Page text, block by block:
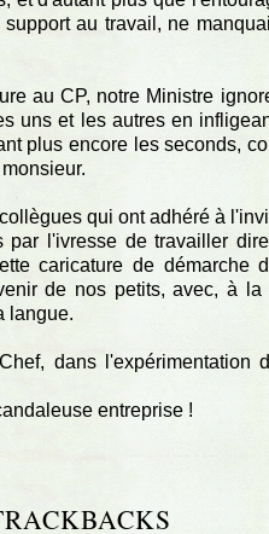
au travail, ne
au CP, notre Ministre
uns et les autres en
plus encore les seconds,
qui ont adhéré à
l'ivresse de travailler
caricature de démarche
de nos petits, avec, à
langue.
dans l'expérimentation
entreprise !